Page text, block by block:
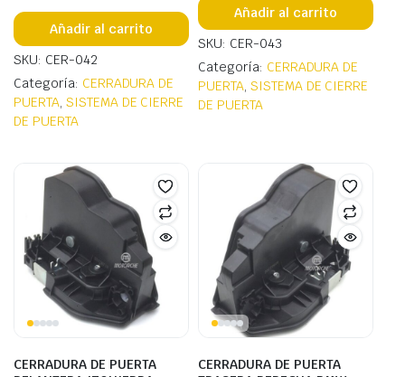
Añadir al carrito
SKU: CER-042
Categoría: CERRADURA DE
PUERTA, SISTEMA DE CIERRE
DE PUERTA
Añadir al carrito
SKU: CER-043
Categoría: CERRADURA DE
PUERTA, SISTEMA DE CIERRE
DE PUERTA
CERRADURA DE PUERTA
CERRADURA DE PUERTA